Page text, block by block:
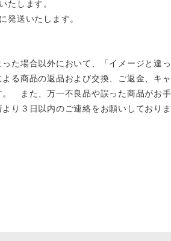
たします。
発送いたします。
た場合以外において、「イメージと違
る商品の返品および交換、ご返金、キ
また、万一不良品や誤った商品がお
り３日以内のご連絡をお願いしておりま